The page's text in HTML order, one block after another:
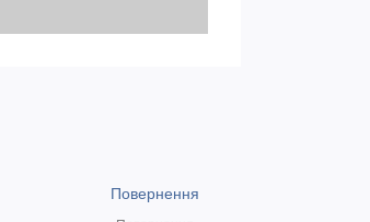
Повернення